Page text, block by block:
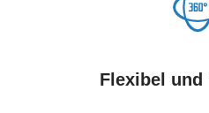
Flexibel